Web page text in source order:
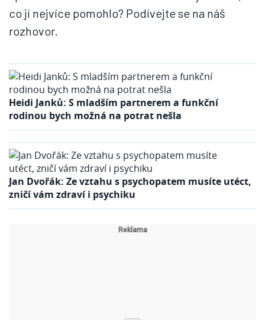
co jí nejvíce pomohlo? Podívejte se na náš
rozhovor.
Heidi Janků: S mladším partnerem a funkční
rodinou bych možná na potrat nešla
Jan Dvořák: Ze vztahu s psychopatem musíte utéct,
zničí vám zdraví i psychiku